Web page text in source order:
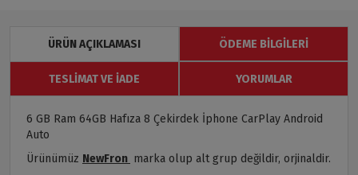
ÜRÜN AÇIKLAMASI ÖDEME BILGILERI
TESLIMAT VE İADE YORUMLAR
6 GB Ram 64GB Hafıza 8 Çekirdek İphone CarPlay Android
Auto
Ürünümüz NewFron marka olup alt grup değildir, orjinaldir.